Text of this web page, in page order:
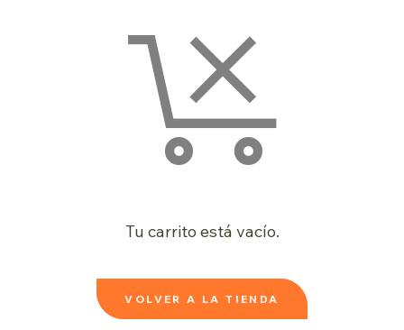
Tu carrito está vacío.
VOLVER A LA TIENDA